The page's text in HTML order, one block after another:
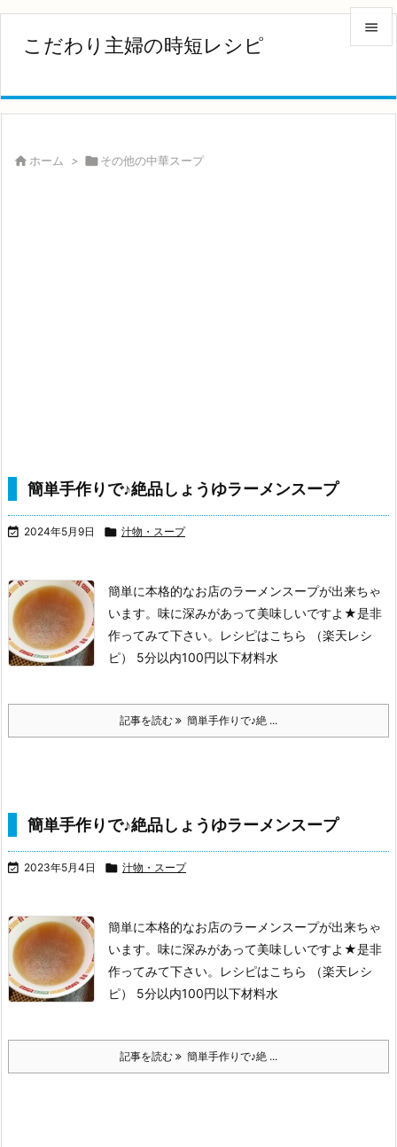
こだわり主婦の時短レシピ


 ホーム > その他の中華スープ
簡単手作りで♪絶品しょうゆラーメンスープ
 2024年5月9日  汁物・スープ
簡単に本格的なお店のラーメンスープが出来ちゃ
います。味に深みがあって美味しいですよ★是非
作ってみて下さい。
レシピはこちら （楽天レシ
ピ）
5分以内100円以下材料水
記事を読む 簡単手作りで♪絶 ...
簡単手作りで♪絶品しょうゆラーメンスープ
 2023年5月4日  汁物・スープ
簡単に本格的なお店のラーメンスープが出来ちゃ
います。味に深みがあって美味しいですよ★是非
作ってみて下さい。
レシピはこちら （楽天レシ
ピ）
5分以内100円以下材料水
記事を読む 簡単手作りで♪絶 ...